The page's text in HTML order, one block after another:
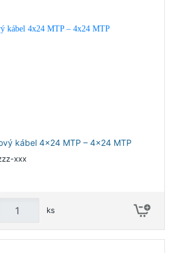
kábel 4x24 MTP – 4x24 MTP
xxx
ks